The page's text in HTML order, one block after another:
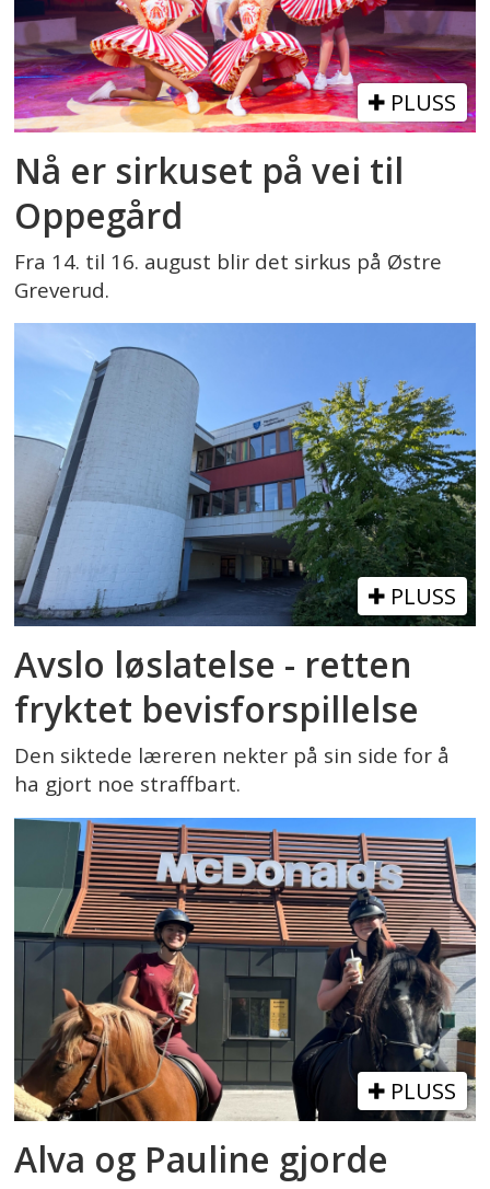
PLUSS
Nå er sirkuset på vei til
Oppegård
Fra 14. til 16. august blir det sirkus på Østre
Greverud.
PLUSS
Avslo løslatelse - retten
fryktet bevisforspillelse
Den siktede læreren nekter på sin side for å
ha gjort noe straffbart.
PLUSS
Alva og Pauline gjorde